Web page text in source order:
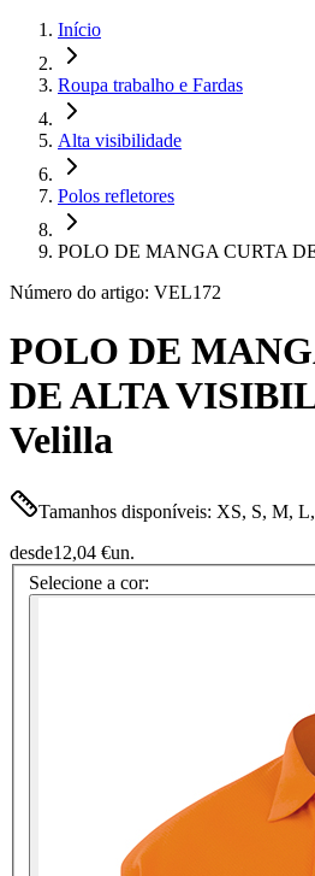
Início
Roupa trabalho e Fardas
Alta visibilidade
Polos refletores
POLO DE MANGA CURTA
Número do artigo: VEL172
POLO DE
DE ALTA
Velilla
Tamanhos disponíveis: XS, S, M,
desde12,04 €un.
Selecione a cor: